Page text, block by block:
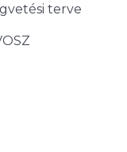
terve